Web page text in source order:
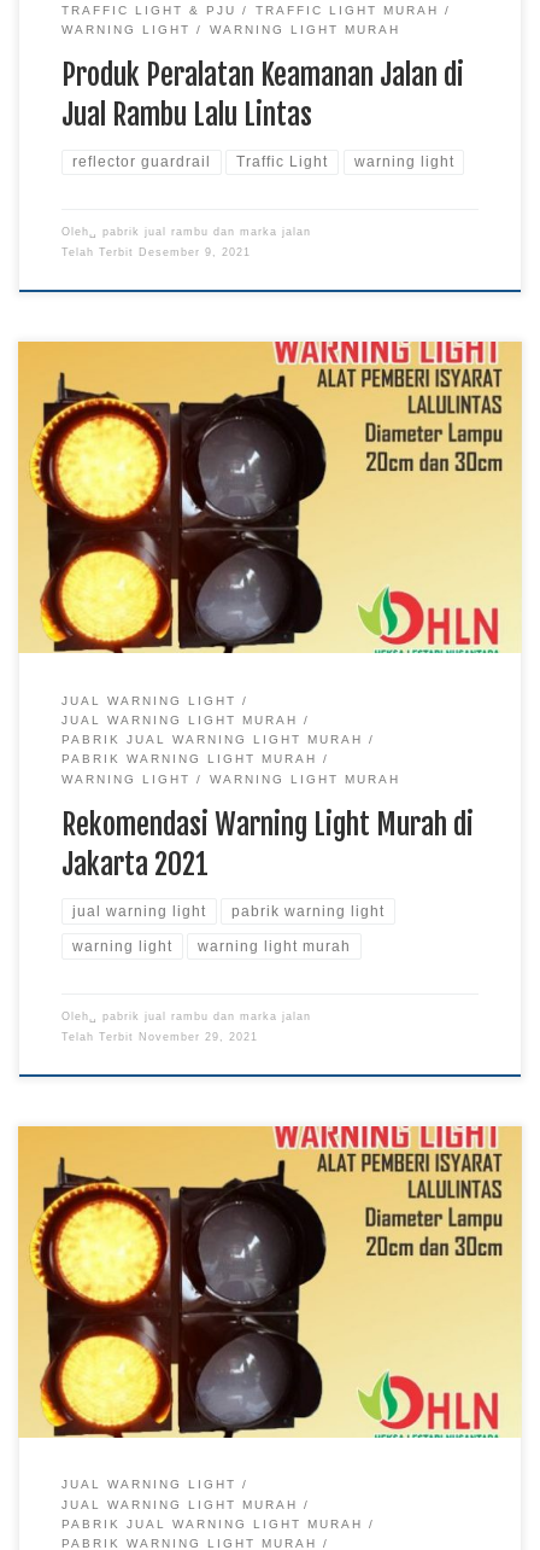
TRAFFIC LIGHT & PJU
TRAFFIC LIGHT MURAH
WARNING LIGHT
WARNING LIGHT MURAH
Produk Peralatan Keamanan Jalan di
Jual Rambu Lalu Lintas
reflector guardrail Traffic Light warning light
Oleh␣ pabrik jual rambu dan marka jalan
Telah Terbit
Desember 9, 2021
JUAL WARNING LIGHT
JUAL WARNING LIGHT MURAH
PABRIK JUAL WARNING LIGHT MURAH
PABRIK WARNING LIGHT MURAH
WARNING LIGHT
WARNING LIGHT MURAH
Rekomendasi Warning Light Murah di
Jakarta 2021
jual warning light pabrik warning light
warning light warning light murah
Oleh␣ pabrik jual rambu dan marka jalan
Telah Terbit
November 29, 2021
JUAL WARNING LIGHT
JUAL WARNING LIGHT MURAH
PABRIK JUAL WARNING LIGHT MURAH
PABRIK WARNING LIGHT MURAH